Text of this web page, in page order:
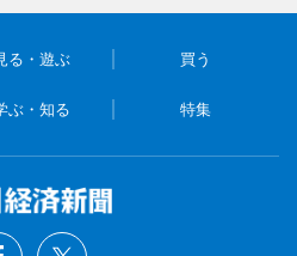
る・遊ぶ 買う
ぶ・知る 特集